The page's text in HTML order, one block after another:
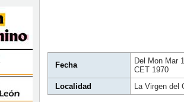
Fecha
Del Mon Mar
CET 1970
Localidad
La Virgen del